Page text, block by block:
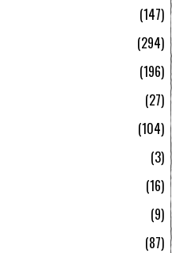
147
294
196
27
104
3
16
9
87